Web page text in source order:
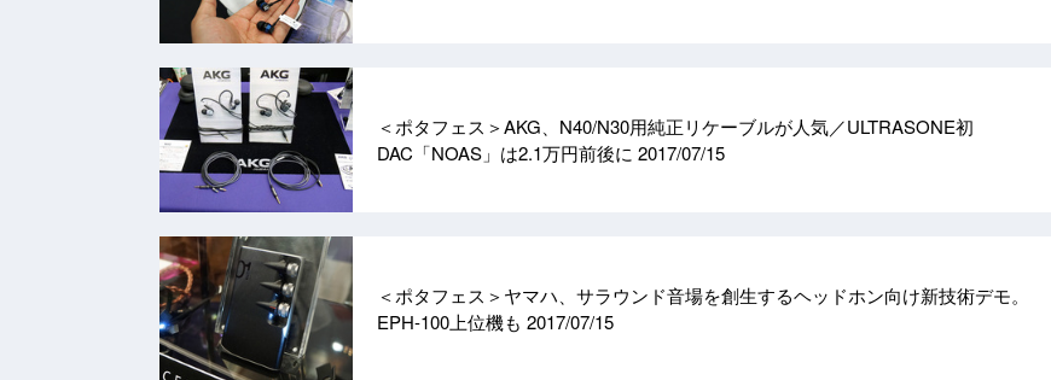
＜ポタフェス＞AKG、N40/N30用純正リケーブルが人気／ULTRASONE初
DAC「NOAS」は2.1万円前後に 2017/07/15
＜ポタフェス＞ヤマハ、サラウンド音場を創生するヘッドホン向け新技術デモ。
EPH-100上位機も 2017/07/15